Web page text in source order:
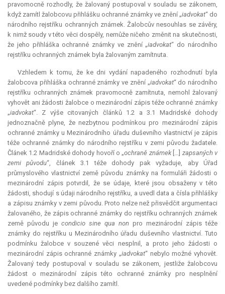
pravomocně rozhodly, že žalovaný postupoval v souladu se zákonem,
když zamítl žalobcovu přihlášku ochranné známky ve znění „iadvokat“ do
národního rejstříku ochranných známek. Žalobcův nesouhlas se závěry,
k nimž soudy v této věci dospěly, nemůže ničeho změnit na skutečnosti,
že jeho přihláška ochranné známky ve znění „iadvokat“ do národního
rejstříku ochranných známek byla žalovaným zamítnuta.
Vzhledem k tomu, že ke dni vydání napadeného rozhodnutí byla
žalobcova přihláška ochranné známky ve znění „iadvokat“ do národního
rejstříku ochranných známek pravomocně zamítnuta, nemohl žalovaný
vyhovět ani žádosti žalobce o mezinárodní zápis téže ochranné známky
„iadvokat“. Z výše citovaných článků 1.2 a 3.1 Madridské dohody
jednoznačně plyne, že nezbytnou podmínkou pro mezinárodní zápis
ochranné známky u Mezinárodního úřadu duševního vlastnictví je zápis
téže ochranné známky do národního rejstříku v zemi původu žadatele.
Článek 1.2 Madridské dohody hovoří o „ochraně známek […] zapsaných v
zemi původu“, článek 3.1 téže dohody pak vyžaduje, aby Úřad
průmyslového vlastnictví země původu známky na formuláři žádosti o
mezinárodní zápis potvrdil, že se údaje, které jsou obsaženy v této
žádosti, shodují s údaji národního rejstříku, a uvedl data a čísla přihlášky
a zápisu známky v zemi původu. Proto nelze než přisvědčit argumentaci
žalovaného, že zápis ochranné známky do rejstříku ochranných známek
země původu je condicio sine qua non pro mezinárodní zápis téže
známky do rejstříku u Mezinárodního úřadu duševního vlastnictví. Tuto
podmínku žalobce v souzené věci nesplnil, a proto jeho žádosti o
mezinárodní zápis ochranné známky „iadvokat“ nebylo možné vyhovět.
Žalovaný tedy postupoval v souladu se zákonem, jestliže žalobcovu
žádost o mezinárodní zápis této ochranné známky pro nesplnění
uvedené podmínky bez dalšího zamítl.